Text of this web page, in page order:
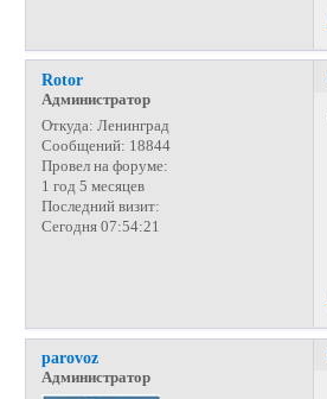
Rotor
Администратор
Откуда: Ленинград
Сообщений: 18844
Провел на форуме:
1 год 5 месяцев
Последний визит:
Сегодня 07:54:21
parovoz
Администратор